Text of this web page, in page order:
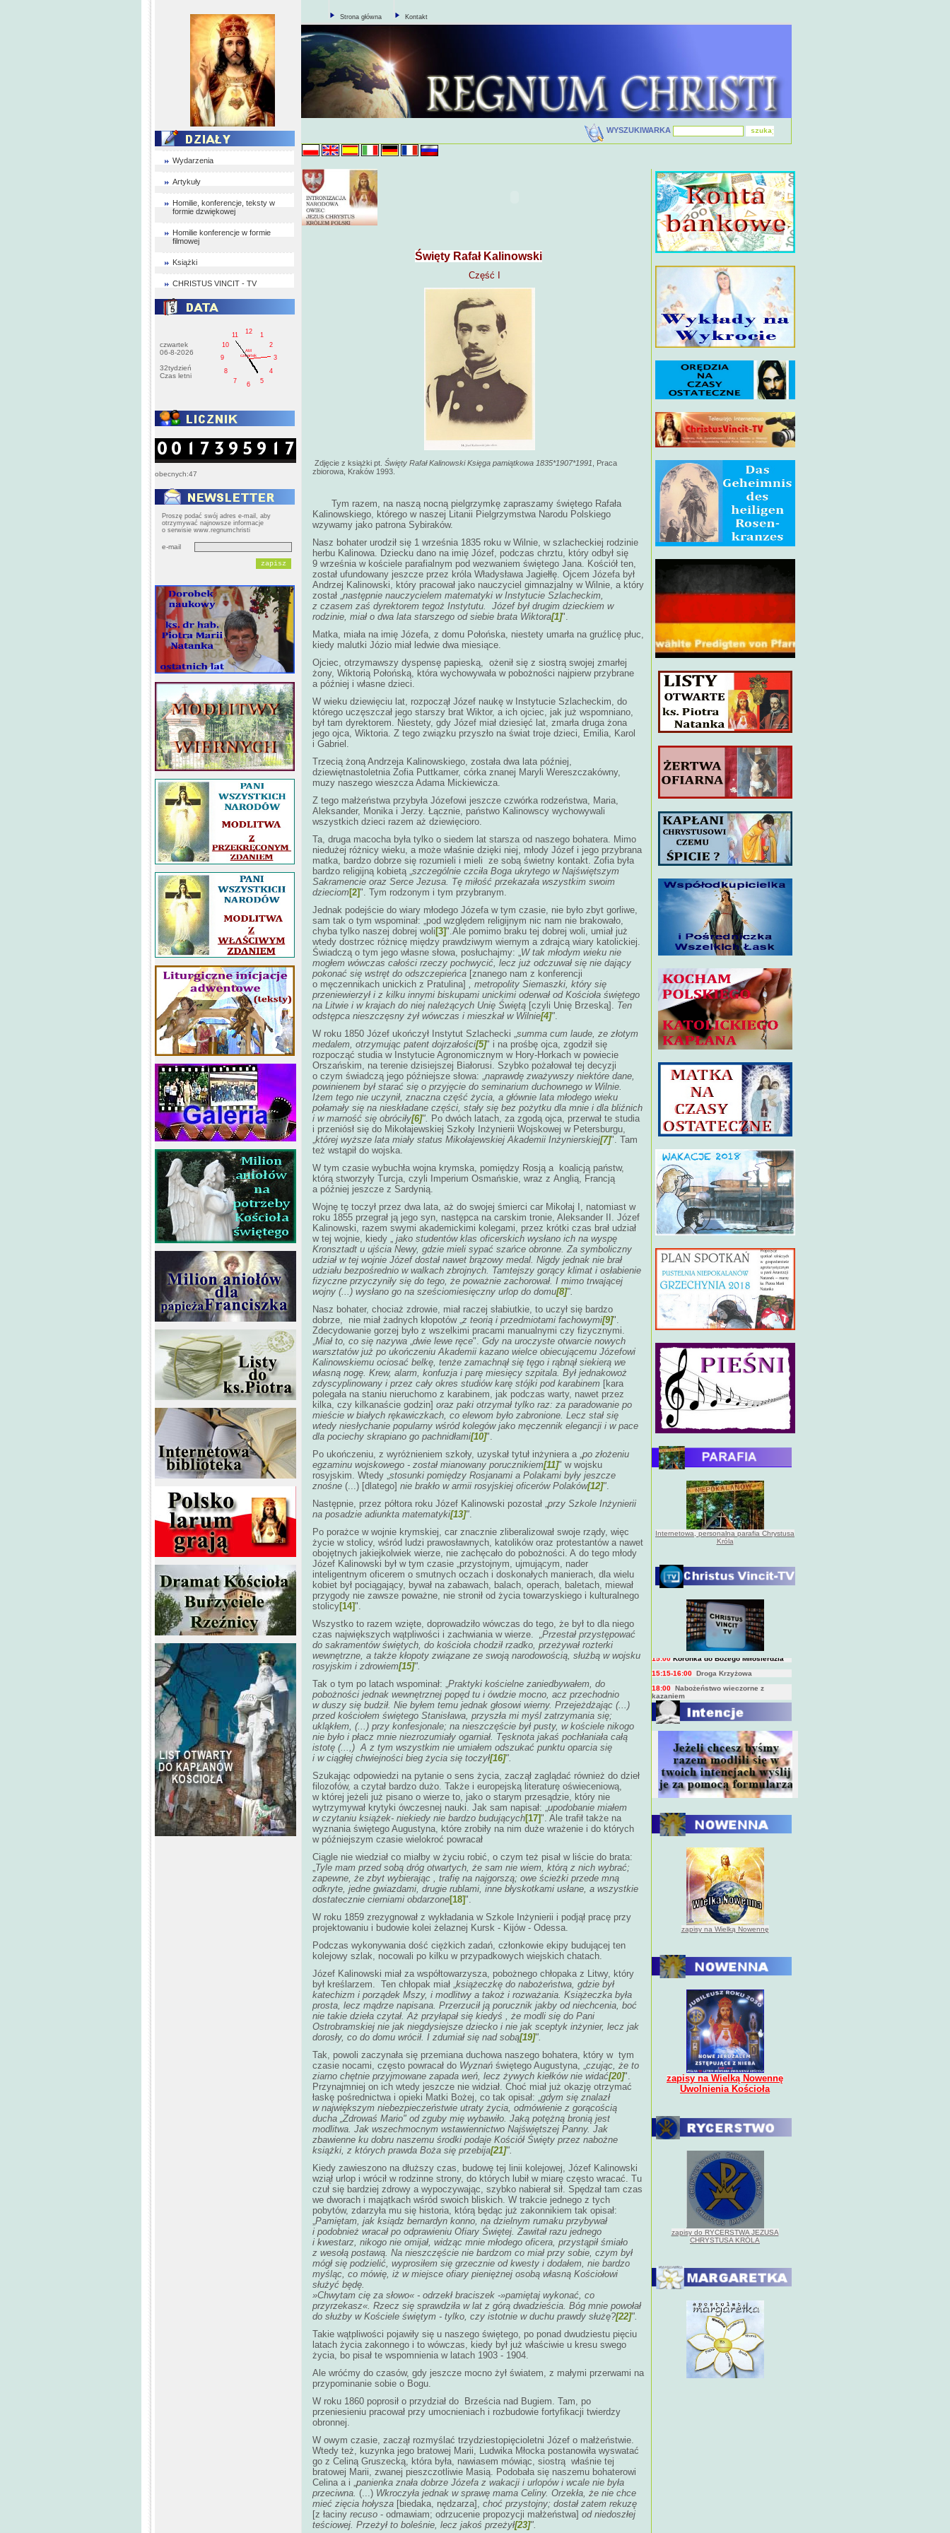
Wydarzenia
Artykuły
Homilie, konferencje, teksty w
formie dzwiękowej
Homilie konferencje w formie
filmowej
Książki
CHRISTUS VINCIT - TV
czwartek
06-8-2026
32tydzień
Czas letni
1
2
3
4
5
6
7
8
9
10
11
12
AM
czwartek
obecnych:47
Proszę podać swój adres e-mail, aby
otrzymywać najnowsze informacje
o serwisie www.regnumchristi
e-mail
Strona główna Kontakt
WYSZUKIWARKA
Święty Rafał Kalinowski
Część I
Zdjęcie z książki pt. Święty Rafał Kalinowski Księga pamiątkowa 1835*1907*1991 , Praca
zbiorowa, Kraków 1993.
Tym razem, na naszą nocną pielgrzymkę zapraszamy świętego Rafała
Kalinowskiego, którego w naszej Litanii Pielgrzymstwa Narodu Polskiego
wzywamy jako patrona Sybiraków.
Nasz bohater urodził się 1 września 1835 roku w Wilnie, w szlacheckiej rodzinie
herbu Kalinowa. Dziecku dano na imię Józef, podczas chrztu, który odbył się
9 września w kościele parafialnym pod wezwaniem świętego Jana. Kościół ten,
został ufundowany jeszcze przez króla Władysława Jagiełłę. Ojcem Józefa był
Andrzej Kalinowski, który pracował jako nauczyciel gimnazjalny w Wilnie, a który
został „następnie nauczycielem matematyki w Instytucie Szlacheckim,
z czasem zaś dyrektorem tegoż Instytutu. Józef był drugim dzieckiem w
rodzinie, miał o dwa lata starszego od siebie brata Wiktora[1]".
Matka, miała na imię Józefa, z domu Połońska, niestety umarła na gruźlicę płuc,
kiedy malutki Józio miał ledwie dwa miesiące.
Ojciec, otrzymawszy dyspensę papieską, ożenił się z siostrą swojej zmarłej
żony, Wiktorią Połońską, która wychowywała w pobożności najpierw przybrane
a później i własne dzieci.
W wieku dziewięciu lat, rozpoczął Józef naukę w Instytucie Szlacheckim, do
którego uczęszczał jego starszy brat Wiktor, a ich ojciec, jak już wspomniano,
był tam dyrektorem. Niestety, gdy Józef miał dziesięć lat, zmarła druga żona
jego ojca, Wiktoria. Z tego związku przyszło na świat troje dzieci, Emilia, Karol
i Gabriel.
Trzecią żoną Andrzeja Kalinowskiego, została dwa lata później,
dziewiętnastoletnia Zofia Puttkamer, córka znanej Maryli Wereszczakówny,
muzy naszego wieszcza Adama Mickiewicza.
Z tego małżeństwa przybyła Józefowi jeszcze czwórka rodzeństwa, Maria,
Aleksander, Monika i Jerzy. Łącznie, państwo Kalinowscy wychowywali
wszystkich dzieci razem aż dziewięcioro.
Ta, druga macocha była tylko o siedem lat starsza od naszego bohatera. Mimo
niedużej różnicy wieku, a może właśnie dzięki niej, młody Józef i jego przybrana
matka, bardzo dobrze się rozumieli i mieli ze sobą świetny kontakt. Zofia była
bardzo religijną kobietą „szczególnie czciła Boga ukrytego w Najświętszym
Sakramencie oraz Serce Jezusa. Tę miłość przekazała wszystkim swoim
dzieciom[2]". Tym rodzonym i tym przybranym.
Jednak podejście do wiary młodego Józefa w tym czasie, nie było zbyt gorliwe,
sam tak o tym wspominał: „pod względem religijnym nic nam nie brakowało,
chyba tylko naszej dobrej woli [3]".Ale pomimo braku tej dobrej woli, umiał już
wtedy dostrzec różnicę między prawdziwym wiernym a zdrajcą wiary katolickiej.
Świadczą o tym jego własne słowa, posłuchajmy: „W tak młodym wieku nie
mogłem wówczas całości rzeczy pochwycić, lecz już odczuwał się nie dający
pokonać się wstręt do odszczepieńca [znanego nam z konferencji
o męczennikach unickich z Pratulina] , metropolity Siemaszki, który się
przeniewierzył i z kilku innymi biskupami unickimi oderwał od Kościoła świętego
na Litwie i w krajach do niej należących Unię Świętą [czyli Unię Brzeską]. Ten
odstępca nieszczęsny żył wówczas i mieszkał w Wilnie[4]".
W roku 1850 Józef ukończył Instytut Szlachecki „summa cum laude, ze złotym
medalem, otrzymując patent dojrzałości[5]" i na prośbę ojca, zgodził się
rozpocząć studia w Instytucie Agronomicznym w Hory-Horkach w powiecie
Orszańskim, na terenie dzisiejszej Białorusi. Szybko pożałował tej decyzji
o czym świadczą jego późniejsze słowa: „naprawdę zważywszy niektóre dane,
powinienem był starać się o przyjęcie do seminarium duchownego w Wilnie.
Iżem tego nie uczynił, znaczna część życia, a głównie lata młodego wieku
połamały się na nieskładane części, stały się bez pożytku dla mnie i dla bliźnich
i w marność się obróciły[6]". Po dwóch latach, za zgodą ojca, przerwał te studia
i przeniósł się do Mikołajewskiej Szkoły Inżynierii Wojskowej w Petersburgu,
„której wyższe lata miały status Mikołajewskiej Akademii Inżynierskiej[7]". Tam
też wstąpił do wojska.
W tym czasie wybuchła wojna krymska, pomiędzy Rosją a koalicją państw,
którą stworzyły Turcja, czyli Imperium Osmańskie, wraz z Anglią, Francją
a później jeszcze z Sardynią.
Wojnę tę toczył przez dwa lata, aż do swojej śmierci car Mikołaj I, natomiast w
roku 1855 przegrał ją jego syn, następca na carskim tronie, Aleksander II. Józef
Kalinowski, razem swymi akademickimi kolegami, przez krótki czas brał udział
w tej wojnie, kiedy „ jako studentów klas oficerskich wysłano ich na wyspę
Kronsztadt u ujścia Newy, gdzie mieli sypać szańce obronne. Za symboliczny
udział w tej wojnie Józef dostał nawet brązowy medal. Nigdy jednak nie brał
udziału bezpośrednio w walkach zbrojnych. Tamtejszy gorący klimat i osłabienie
fizyczne przyczyniły się do tego, że poważnie zachorował. I mimo trwającej
wojny (...) wysłano go na sześciomiesięczny urlop do domu[8]".
Nasz bohater, chociaż zdrowie, miał raczej słabiutkie, to uczył się bardzo
dobrze, nie miał żadnych kłopotów „z teorią i przedmiotami fachowymi[9]".
Zdecydowanie gorzej było z wszelkimi pracami manualnymi czy fizycznymi.
„Miał to, co się nazywa „dwie lewe ręce". Gdy na uroczyste otwarcie nowych
warsztatów już po ukończeniu Akademii kazano wielce obiecującemu Józefowi
Kalinowskiemu ociosać belkę, tenże zamachnął się tęgo i rąbnął siekierą we
własną nogę. Krew, alarm, konfuzja i parę miesięcy szpitala. Był jednakowoż
zdyscyplinowany i przez cały okres studiów karę stójki pod karabinem [kara
polegała na staniu nieruchomo z karabinem, jak podczas warty, nawet przez
kilka, czy kilkanaście godzin] oraz paki otrzymał tylko raz: za paradowanie po
mieście w białych rękawiczkach, co elewom było zabronione. Lecz stał się
wtedy niesłychanie popularny wśród kolegów jako męczennik elegancji i w pace
dla pociechy skrapiano go pachnidłami[10]".
Po ukończeniu, z wyróżnieniem szkoły, uzyskał tytuł inżyniera a „po złożeniu
egzaminu wojskowego - został mianowany porucznikiem[11]" w wojsku
rosyjskim. Wtedy „stosunki pomiędzy Rosjanami a Polakami były jeszcze
znośne (...) [dlatego] nie brakło w armii rosyjskiej oficerów Polaków[12]".
Następnie, przez półtora roku Józef Kalinowski pozostał „przy Szkole Inżynierii
na posadzie adiunkta matematyki[13]".
Po porażce w wojnie krymskiej, car znacznie zliberalizował swoje rządy, więc
życie w stolicy, wśród ludzi prawosławnych, katolików oraz protestantów a nawet
obojętnych jakiejkolwiek wierze, nie zachęcało do pobożności. A do tego młody
Józef Kalinowski był w tym czasie „przystojnym, ujmującym, nader
inteligentnym oficerem o smutnych oczach i doskonałych manierach, dla wielu
kobiet był pociągający, bywał na zabawach, balach, operach, baletach, miewał
przygody nie zawsze poważne, nie stronił od życia towarzyskiego i kulturalnego
stolicy[14]".
Wszystko to razem wzięte, doprowadziło wówczas do tego, że był to dla niego
czas największych wątpliwości i zachwiania w wierze. „Przestał przystępować
do sakramentów świętych, do kościoła chodził rzadko, przeżywał rozterki
wewnętrzne, a także kłopoty związane ze swoją narodowością, służbą w wojsku
rosyjskim i zdrowiem[15]".
Tak o tym po latach wspominał: „Praktyki kościelne zaniedbywałem, do
pobożności jednak wewnętrznej popęd tu i ówdzie mocno, acz przechodnio
w duszy się budził. Nie byłem temu jednak głosowi wierny. Przejeżdżając (...)
przed kościołem świętego Stanisława, przyszła mi myśl zatrzymania się;
ukląkłem, (...) przy konfesjonale; na nieszczęście był pusty, w kościele nikogo
nie było i płacz mnie niezrozumiały ogarniał. Tęsknota jakaś pochłaniała całą
istotę (...,) A z tym wszystkim nie umiałem odszukać punktu oparcia się
i w ciągłej chwiejności bieg życia się toczył[16]".
Szukając odpowiedzi na pytanie o sens życia, zaczął zaglądać również do dzieł
filozofów, a czytał bardzo dużo. Także i europejską literaturę oświeceniową,
w której jeżeli już pisano o wierze to, jako o starym przesądzie, który nie
wytrzymywał krytyki ówczesnej nauki. Jak sam napisał: „upodobanie miałem
w czytaniu książek- niekiedy nie bardzo budujących[17]". Ale trafił także na
wyznania świętego Augustyna, które zrobiły na nim duże wrażenie i do których
w późniejszym czasie wielokroć powracał
Ciągle nie wiedział co miałby w życiu robić, o czym też pisał w liście do brata:
„Tyle mam przed sobą dróg otwartych, że sam nie wiem, którą z nich wybrać;
zapewne, że zbyt wybierając , trafię na najgorszą; owe ścieżki przede mną
odkryte, jedne gwiazdami, drugie rublami, inne błyskotkami usłane, a wszystkie
dostatecznie cierniami obdarzone[18]".
W roku 1859 zrezygnował z wykładania w Szkole Inżynierii i podjął pracę przy
projektowaniu i budowie kolei żelaznej Kursk - Kijów - Odessa.
Podczas wykonywania dość ciężkich zadań, członkowie ekipy budującej ten
kolejowy szlak, nocowali po kilku w przypadkowych wiejskich chatach.
Józef Kalinowski miał za współtowarzysza, pobożnego chłopaka z Litwy, który
był kreślarzem. Ten chłopak miał „książeczkę do nabożeństwa, gdzie był
katechizm i porządek Mszy, i modlitwy a takoż i rozważania. Książeczka była
prosta, lecz mądrze napisana. Przerzucił ją porucznik jakby od niechcenia, boć
nie takie dzieła czytał. Aż przyłapał się kiedyś , że modli się do Pani
Ostrobramskiej nie jak niegdysiejsze dziecko i nie jak sceptyk inżynier, lecz jak
dorosły, co do domu wrócił. I zdumiał się nad sobą[19]".
Tak, powoli zaczynała się przemiana duchowa naszego bohatera, który w tym
czasie nocami, często powracał do Wyznań świętego Augustyna, „czując, że to
ziarno chętnie przyjmowane zapada weń, lecz żywych kiełków nie widać[20]".
Przynajmniej on ich wtedy jeszcze nie widział. Choć miał już okazję otrzymać
łaskę pośrednictwa i opieki Matki Bożej, co tak opisał: „gdym się znalazł
w największym niebezpieczeństwie utraty życia, odmówienie z gorącością
ducha „Zdrowaś Mario" od zguby mię wybawiło. Jaką potężną bronią jest
modlitwa. Jak wszechmocnym wstawiennictwo Najświętszej Panny. Jak
zbawienne ku dobru naszemu środki podaje Kościół Święty przez nabożne
książki, z których prawda Boża się przebija[21]".
Kiedy zawieszono na dłuższy czas, budowę tej linii kolejowej, Józef Kalinowski
wziął urlop i wrócił w rodzinne strony, do których lubił w miarę często wracać. Tu
czuł się bardziej zdrowy a wypoczywając, szybko nabierał sił. Spędzał tam czas
we dworach i majątkach wśród swoich bliskich. W trakcie jednego z tych
pobytów, zdarzyła mu się historia, którą będąc już zakonnikiem tak opisał:
„Pamiętam, jak ksiądz bernardyn konno, na dzielnym rumaku przybywał
i podobnież wracał po odprawieniu Ofiary Świętej. Zawitał razu jednego
i kwestarz, nikogo nie omijał, widząc mnie młodego oficera, przystąpił śmiało
z wesołą postawą. Na nieszczęście nie bardzom co miał przy sobie, czym był
mógł się podzielić, wyprosiłem się grzecznie od kwesty i dodałem, nie bardzo
myśląc, co mówię, iż w miejsce ofiary pieniężnej osobą własną Kościołowi
służyć będę.
»Chwytam cię za słowo« - odrzekł braciszek -»pamiętaj wykonać, co
przyrzekasz«. Rzecz się sprawdziła w lat z górą dwadzieścia. Bóg mnie powołał
do służby w Kościele świętym - tylko, czy istotnie w duchu prawdy służę?[22]".
Takie wątpliwości pojawiły się u naszego świętego, po ponad dwudziestu pięciu
latach życia zakonnego i to wówczas, kiedy był już właściwie u kresu swego
życia, bo pisał te wspomnienia w latach 1903 - 1904.
Ale wróćmy do czasów, gdy jeszcze mocno żył światem, z małymi przerwami na
przypominanie sobie o Bogu.
W roku 1860 poprosił o przydział do Brześcia nad Bugiem. Tam, po
przeniesieniu pracował przy umocnieniach i rozbudowie fortyfikacji twierdzy
obronnej.
W owym czasie, zaczął rozmyślać trzydziestopięcioletni Józef o małżeństwie.
Wtedy też, kuzynka jego bratowej Marii, Ludwika Młocka postanowiła wyswatać
go z Celiną Gruszecką, która była, nawiasem mówiąc, siostrą właśnie tej
bratowej Marii, zwanej pieszczotliwie Masią. Podobała się naszemu bohaterowi
Celina a i „panienka znała dobrze Józefa z wakacji i urlopów i wcale nie była
przeciwna. (...) Wkroczyła jednak w sprawę mama Celiny. Orzekła, że nie chce
mieć zięcia hołysza [biedaka, nędzarza], choć przystojny; dostał zatem rekuzę
[z łaciny recuso - odmawiam; odrzucenie propozycji małżeństwa] od niedoszłej
teściowej. Przeżył to boleśnie, lecz jakoś przeżył[23]".
Internetowa, personalna parafia Chrystusa
Króla
BIEŻĄCY PROGRAM TRANSMISJI
BEZPOŚREDNICH(na żywo)
Msza święta
Koronka do Bożego Miłosierdzia
15:15-16:00 Droga Krzyżowa
18:00 Nabożeństwo wieczorne z
kazaniem
10:00 Niedzielna Msza święta w miarę
możliwości ks. Piotra
zapisy na Wielką Nowennę
zapisy na Wielką Nowennę
Uwolnienia Kościoła
zapisy do RYCERSTWA JEZUSA
CHRYSTUSA KRÓLA